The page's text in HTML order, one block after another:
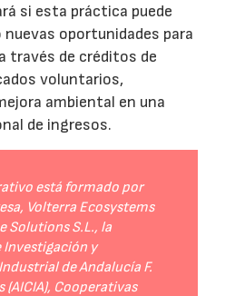
si esta práctica puede
oportunidades para
través de créditos de
voluntarios,
ambiental en una
de ingresos.
está formado por
Volterra Ecosystems
Solutions S.L., la
Investigación y
de Andalucía F.
(AICIA), Cooperativas